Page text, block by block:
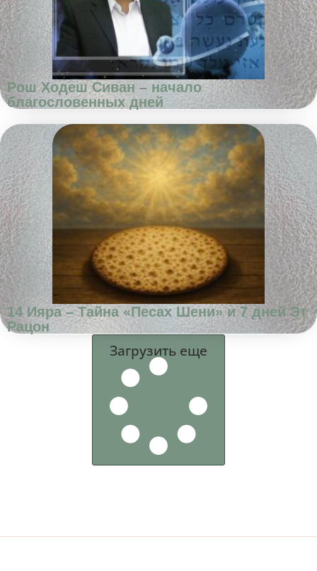
Рош Ходеш Сиван – начало
благословенных дней
14 Ияра – Тайна «Песах Шени» и 7 дней Эт
Рацон
Загрузить еще